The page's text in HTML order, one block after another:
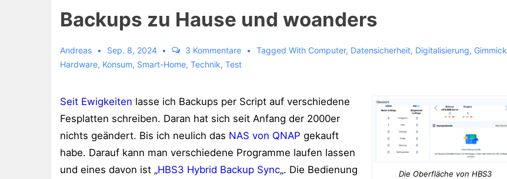
Backups zu Hause und woanders
Andreas Sep. 8, 2024 3 Kommentare Tagged With Computer, Datensicherheit, Digitalisierung, Gimmick
Hardware, Konsum, Smart-Home, Technik, Test
Die Oberfläche von HBS3
Seit Ewigkeiten lasse ich Backups per Script auf verschiedene
Fesplatten schreiben. Daran hat sich seit Anfang der 2000er
nichts geändert. Bis ich neulich das NAS von QNAP gekauft
habe. Darauf kann man verschiedene Programme laufen lassen
und eines davon ist „HBS3 Hybrid Backup Sync„. Die Bedienung